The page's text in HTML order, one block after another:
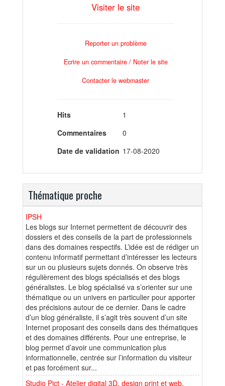
Visiter le site
Reporter un problème
Ecrire un commentaire / Noter le site
Contacter le webmaster
Hits
1
Commentaires
0
Date de validation 17-08-2020
Thématique proche
IPSH
Les blogs sur Internet permettent de découvrir des
dossiers et des conseils de la part de professionnels
dans des domaines respectifs. L’idée est de rédiger un
contenu informatif permettant d’intéresser les lecteurs
sur un ou plusieurs sujets donnés. On observe très
régulièrement des blogs spécialisés et des blogs
généralistes. Le blog spécialisé va s’orienter sur une
thématique ou un univers en particulier pour apporter
des précisions autour de ce dernier. Dans le cadre
d’un blog généraliste, il s’agit très souvent d’un site
Internet proposant des conseils dans des thématiques
et des domaines différents. Pour une entreprise, le
blog permet d’avoir une communication plus
informationnelle, centrée sur l’information du visiteur
et pas forcément sur...
Studio Pict - Atelier digital 3D, design print et web,